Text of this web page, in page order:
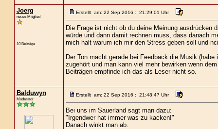
Joerg
neues Mitglied
10 Beiträge
Erstellt am: 22 Sep 2016 : 21:29:01 Uhr
Die Frage ist nicht ob du deine Meinung ausdrücken
würde und dann damit rechnen muss, dass danach
mich halt warum ich mir den Stress geben soll und
Der Ton macht gerade bei Feedback die Musik
zugehört und man kann viel mehr bewirken wenn
Beiträgen empfinde ich das als Leser nicht so.
Balduwyn
Moderator
Erstellt am: 22 Sep 2016 : 21:48:47 Uhr
Bei uns im Sauerland sagt man dazu:
"Irgendwer hat immer was zu kacken!"
Danach winkt man ab.